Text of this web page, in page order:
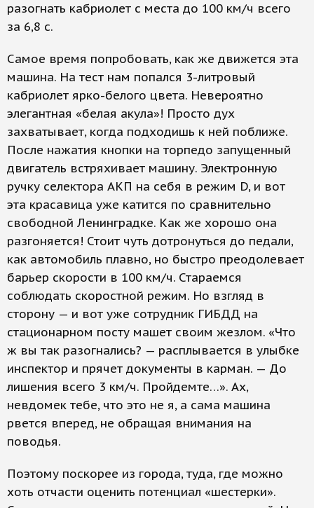
разогнать кабриолет с места до 100 км/ч всего
за 6,8 с.
Самое время попробовать, как же движется эта
машина. На тест нам попался 3-литровый
кабриолет ярко-белого цвета. Невероятно
элегантная «белая акула»! Просто дух
захватывает, когда подходишь к ней поближе.
После нажатия кнопки на торпедо запущенный
двигатель встряхивает машину. Электронную
ручку селектора АКП на себя в режим D, и вот
эта красавица уже катится по сравнительно
свободной Ленинградке. Как же хорошо она
разгоняется! Стоит чуть дотронуться до педали,
как автомобиль плавно, но быстро преодолевает
барьер скорости в 100 км/ч. Стараемся
соблюдать скоростной режим. Но взгляд в
сторону — и вот уже сотрудник ГИБДД на
стационарном посту машет своим жезлом. «Что
ж вы так разогнались? — расплывается в улыбке
инспектор и прячет документы в карман. — До
лишения всего 3 км/ч. Пройдемте…». Ах,
невдомек тебе, что это не я, а сама машина
рвется вперед, не обращая внимания на
поводья.
Поэтому поскорее из города, туда, где можно
хоть отчасти оценить потенциал «шестерки».